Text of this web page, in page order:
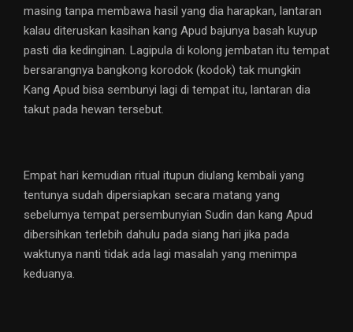
masing tanpa membawa hasil yang dia harapkan, lantaran
kalau diteruskan kasihan kang Apud bajunya basah kuyup
pasti dia kedinginan. Lagipula di kolong jembatan itu tempat
bersarangnya bangkong korodok (kodok) tak mungkin
Kang Apud bisa sembunyi lagi di tempat itu, lantaran dia
takut pada hewan tersebut.
Empat hari kemudian ritual itupun diulang kembali yang
tentunya sudah dipersiapkan secara matang yang
sebelumya tempat persembunyian Sudin dan kang Apud
dibersihkan terlebih dahulu pada siang hari jika pada
waktunya nanti tidak ada lagi masalah yang menimpa
keduanya.